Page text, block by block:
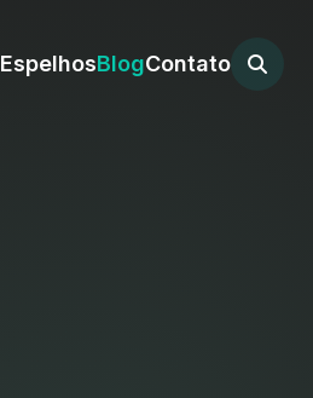
EspelhosBlogContato